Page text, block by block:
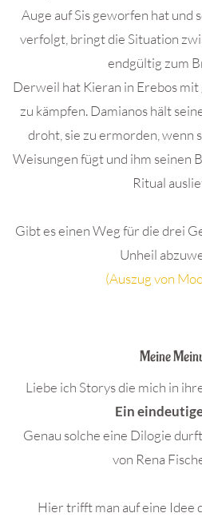
Auge auf Sis geworfen hat und
verfolgt, bringt die Situation
endgültig zum
Derweil hat Kieran in Erebos
zu kämpfen. Damianos hält
droht, sie zu ermorden, wenn
Weisungen fügt und ihm seinen
Ritual
Gibt es einen Weg für die drei
Unheil
(Auszug von
Meine
Liebe ich Storys die mich in
Ein
Genau solche eine Dilogie
von Rena
Hier trifft man auf eine Idee